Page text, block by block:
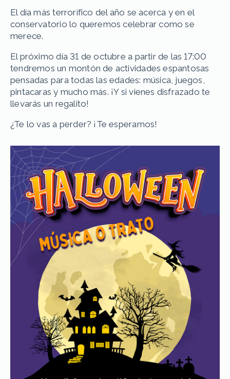
El día más terrorífico del año se acerca y en el
conservatorio lo queremos celebrar como se
merece.
El próximo día 31 de octubre a partir de las 17:00
tendremos un montón de actividades espantosas
pensadas para todas las edades: música, juegos,
pintacaras y mucho más. ¡Y si vienes disfrazado te
llevarás un regalito!
¿Te lo vas a perder? ¡Te esperamos!